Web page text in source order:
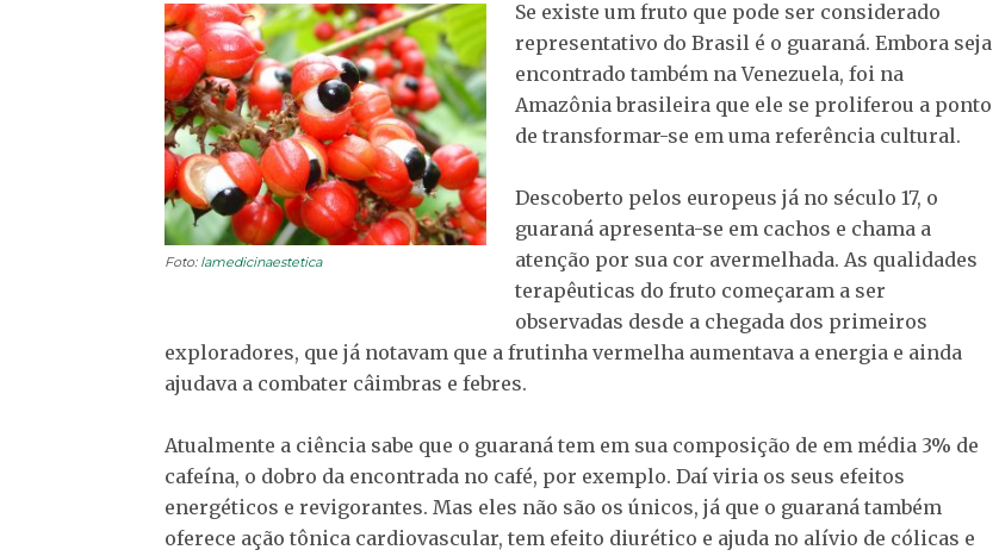
Foto: lamedicinaestetica
Se existe um fruto que pode ser considerado
representativo do Brasil é o guaraná. Embora seja
encontrado também na Venezuela, foi na
Amazônia brasileira que ele se proliferou a ponto
de transformar-se em uma referência cultural.
Descoberto pelos europeus já no século 17, o
guaraná apresenta-se em cachos e chama a
atenção por sua cor avermelhada. As qualidades
terapêuticas do fruto começaram a ser
observadas desde a chegada dos primeiros
exploradores, que já notavam que a frutinha vermelha aumentava a energia e ainda
ajudava a combater câimbras e febres.
Atualmente a ciência sabe que o guaraná tem em sua composição de em média 3% de
cafeína, o dobro da encontrada no café, por exemplo. Daí viria os seus efeitos
energéticos e revigorantes. Mas eles não são os únicos, já que o guaraná também
oferece ação tônica cardiovascular, tem efeito diurético e ajuda no alívio de cólicas e